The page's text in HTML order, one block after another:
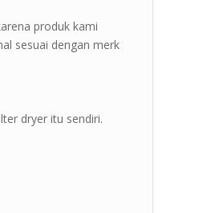
produk kami
sesuai dengan merk
dryer itu sendiri.